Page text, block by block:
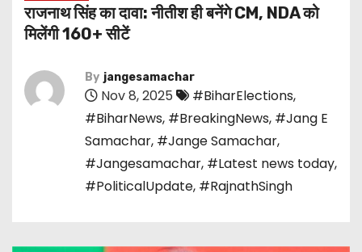
राजनाथ सिंह का दावा: नीतीश ही बनेंगे CM, NDA को
मिलेंगी 160+ सीटें
By jangesamachar
Nov 8, 2025 #BiharElections,
#BiharNews, #BreakingNews, #Jang E
Samachar, #Jange Samachar,
#Jangesamachar, #Latest news today,
#PoliticalUpdate, #RajnathSingh